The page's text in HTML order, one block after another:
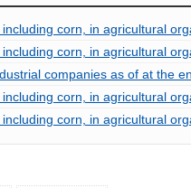
corn, in agricultural
corn, in agricultural
companies as of at the
corn, in agricultural
corn, in agricultural